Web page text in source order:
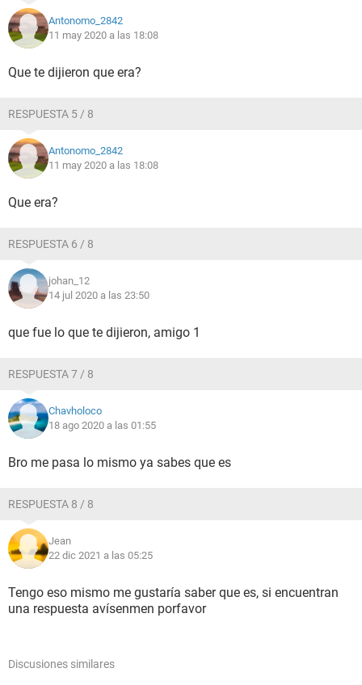
Antonomo_2842
11 may 2020 a las 18:08
Que te dijieron que era?
RESPUESTA 5 / 8
Antonomo_2842
11 may 2020 a las 18:08
Que era?
RESPUESTA 6 / 8
johan_12
14 jul 2020 a las 23:50
que fue lo que te dijieron, amigo 1
RESPUESTA 7 / 8
Chavholoco
18 ago 2020 a las 01:55
Bro me pasa lo mismo ya sabes que es
RESPUESTA 8 / 8
Jean
22 dic 2021 a las 05:25
Tengo eso mismo me gustaría saber que es, si encuentran
una respuesta avísenmen porfavor
Discusiones similares